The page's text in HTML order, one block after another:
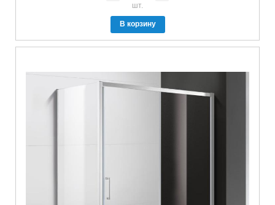
шт.
В корзину